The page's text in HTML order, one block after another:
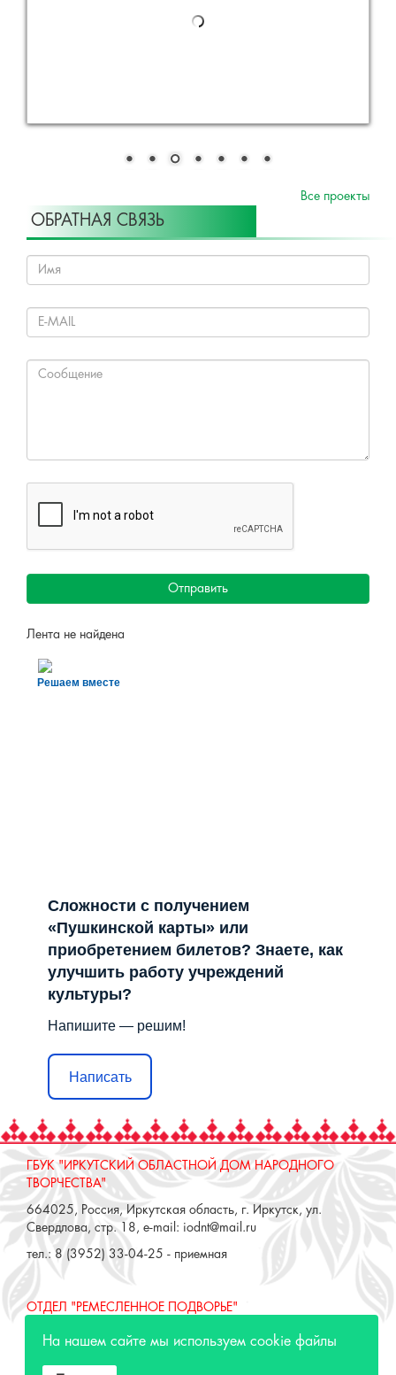
Все проекты
ОБРАТНАЯ СВЯЗЬ
Отправить
Лента не найдена
Решаем вместе
Сложности с получением
«Пушкинской карты» или
приобретением билетов? Знаете, как
улучшить работу учреждений
культуры?
Напишите — решим!
Написать
ГБУК "ИРКУТСКИЙ ОБЛАСТНОЙ ДОМ НАРОДНОГО
ТВОРЧЕСТВА"
664025, Россия, Иркутская область, г. Иркутск, ул.
Свердлова, стр. 18, e-mail: iodnt@mail.ru
тел.: 8 (3952) 33-04-25 - приемная
ОТДЕЛ "РЕМЕСЛЕННОЕ ПОДВОРЬЕ"
664025, Россия, Иркутская область, г. Иркутск, ул. 3 июля,
На нашем сайте мы используем cookie файлы